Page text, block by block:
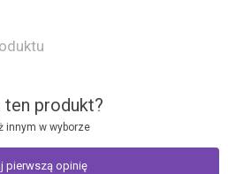
ten produkt?
innym w wyborze
pierwszą opinię